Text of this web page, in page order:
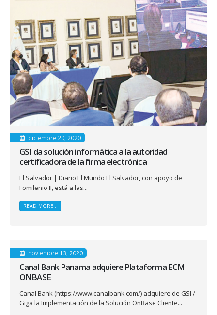
diciembre 20, 2020
GSI da solución informática a la autoridad
certificadora de la firma electrónica
El Salvador | Diario El Mundo El Salvador, con apoyo de
Fomilenio II, está a las...
READ MORE...
noviembre 13, 2020
Canal Bank Panama adquiere Plataforma ECM
ONBASE
Canal Bank (https://www.canalbank.com/) adquiere de GSI /
Giga la Implementación de la Solución OnBase Cliente...